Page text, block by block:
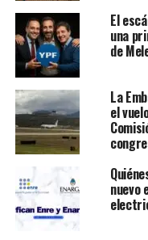
El
una
de
La
el
nuevo